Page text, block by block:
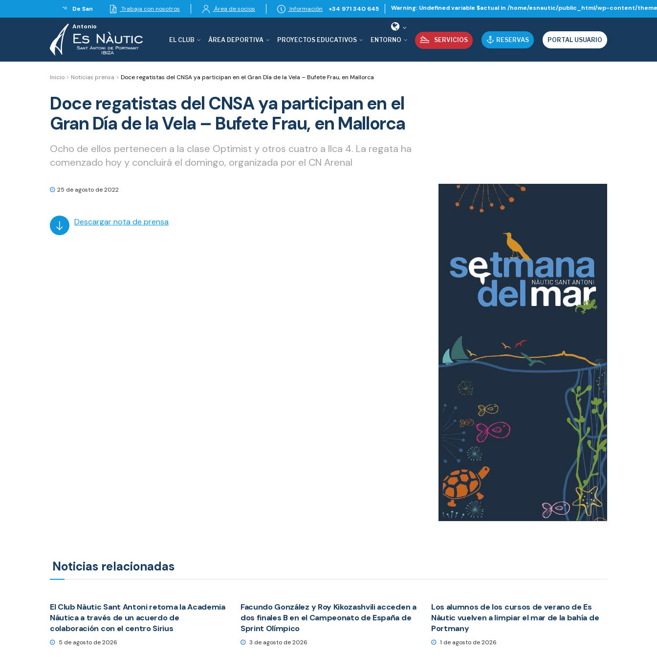
°C De San
Antonio
Trabaja con nosotros Área de socios Información +34 971 340 645 Warning: Undefined variable $actual in /home/esnautic/public_html/wp-content/
EL CLUB ÁREA DEPORTIVA PROYECTOS EDUCATIVOS ENTORNO SERVICIOS RESERVAS PORTAL USUARIO
Inicio > Noticias prensa > Doce regatistas del CNSA ya participan en el Gran Día de la Vela – Bufete Frau, en Mallorca
Doce regatistas del CNSA ya participan en el
Gran Día de la Vela – Bufete Frau, en Mallorca
Ocho de ellos pertenecen a la clase Optimist y otros cuatro a Ilca 4. La regata ha
comenzado hoy y concluirá el domingo, organizada por el CN Arenal
25 de agosto de 2022
Descargar nota de prensa
Noticias relacionadas
El Club Nàutic Sant Antoni retoma la Academia
Náutica a través de un acuerdo de
colaboración con el centro Sirius
5 de agosto de 2026
Facundo González y Roy Kikozashvili acceden a
dos finales B en el Campeonato de España de
Sprint Olímpico
3 de agosto de 2026
Los alumnos de los cursos de verano de Es
Nàutic vuelven a limpiar el mar de la bahía de
Portmany
1 de agosto de 2026